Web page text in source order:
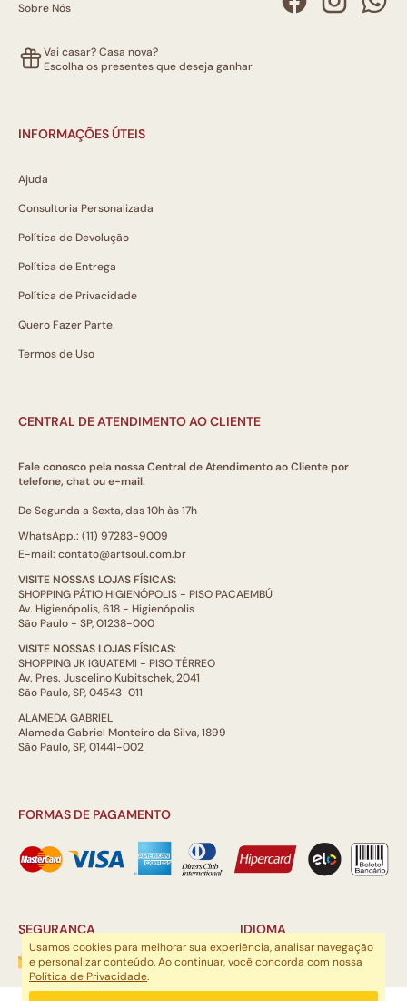
Sobre Nós
Vai casar? Casa nova?
Escolha os presentes que deseja ganhar
INFORMAÇÕES ÚTEIS
Ajuda
Consultoria Personalizada
Política de Devolução
Política de Entrega
Política de Privacidade
Quero Fazer Parte
Termos de Uso
CENTRAL DE ATENDIMENTO AO CLIENTE
Fale conosco pela nossa Central de Atendimento ao Cliente por
telefone, chat ou e-mail.
De Segunda a Sexta, das 10h às 17h
WhatsApp.: (11) 97283-9009
E-mail: contato@artsoul.com.br
VISITE NOSSAS LOJAS FÍSICAS:
SHOPPING PÁTIO HIGIENÓPOLIS - PISO PACAEMBÚ
Av. Higienópolis, 618 - Higienópolis
São Paulo - SP, 01238-000
VISITE NOSSAS LOJAS FÍSICAS:
SHOPPING JK IGUATEMI - PISO TÉRREO
Av. Pres. Juscelino Kubitschek, 2041
São Paulo, SP, 04543-011
ALAMEDA GABRIEL
Alameda Gabriel Monteiro da Silva, 1899
São Paulo, SP, 01441-002
FORMAS DE PAGAMENTO
SEGURANÇA IDIOMA
Usamos cookies para melhorar sua experiência, analisar navegação
e personalizar conteúdo. Ao continuar, você concorda com nossa
Política de Privacidade.